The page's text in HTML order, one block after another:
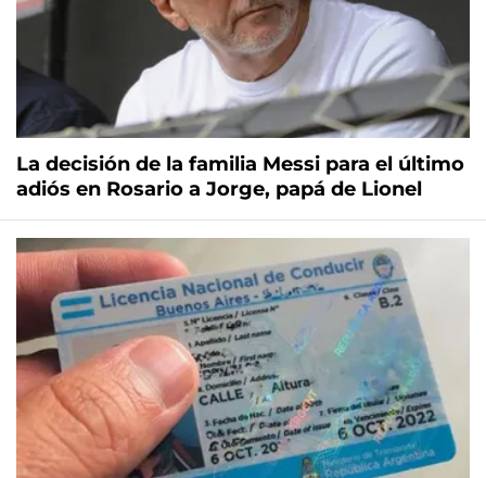
La decisión de la familia Messi para el último
adiós en Rosario a Jorge, papá de Lionel